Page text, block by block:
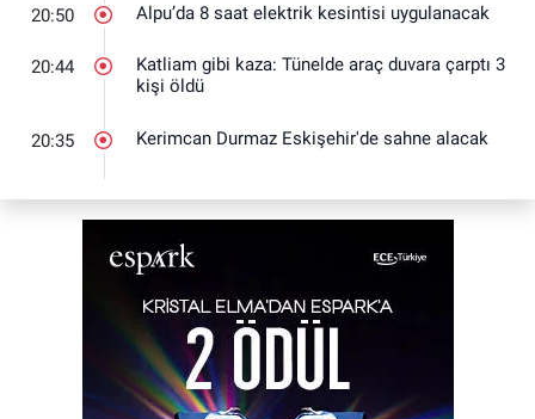
20:50 Alpu’da 8 saat elektrik kesintisi uygulanacak
20:44
Katliam gibi kaza: Tünelde araç duvara çarptı 3
kişi öldü
20:35 Kerimcan Durmaz Eskişehir'de sahne alacak